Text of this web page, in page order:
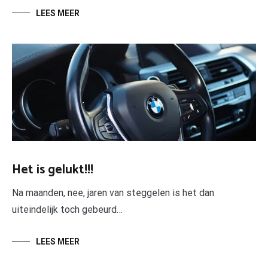
LEES MEER
Het is gelukt!!!
Na maanden, nee, jaren van steggelen is het dan
uiteindelijk toch gebeurd…
LEES MEER